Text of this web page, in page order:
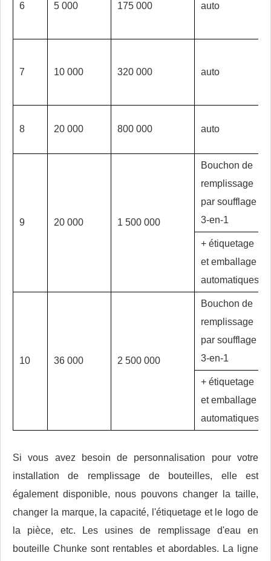
6 5 000 175 000 auto
7 10 000 320 000 auto
8 20 000 800 000 auto
9 20 000 1 500 000
Bouchon de
remplissage
par soufflage
3-en-1
+ étiquetage
et emballage
automatiques
10 36 000 2 500 000
Bouchon de
remplissage
par soufflage
3-en-1
+ étiquetage
et emballage
automatiques
Si vous avez besoin de personnalisation pour votre
installation de remplissage de bouteilles, elle est
également disponible, nous pouvons changer la taille,
changer la marque, la capacité, l'étiquetage et le logo de
la pièce, etc. Les usines de remplissage d'eau en
bouteille Chunke sont rentables et abordables. La ligne